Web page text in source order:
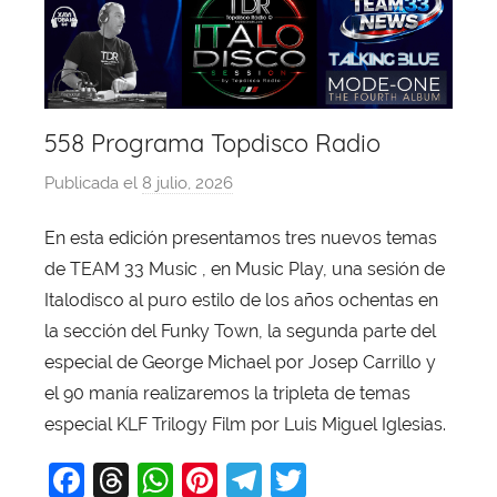
558 Programa Topdisco Radio
Publicada el 8 julio, 2026
r
X
a
v
i
T
a
En esta edición presentamos tres nuevos temas
de TEAM 33 Music , en Music Play, una sesión de
Italodisco al puro estilo de los años ochentas en
la sección del Funky Town, la segunda parte del
especial de George Michael por Josep Carrillo y
el 90 manía realizaremos la tripleta de temas
especial KLF Trilogy Film por Luis Miguel Iglesias.
F
T
W Pi
T